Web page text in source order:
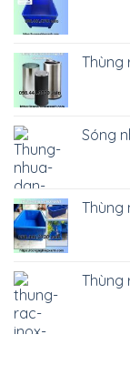
Thùng
Sóng
Thùng
Thùng